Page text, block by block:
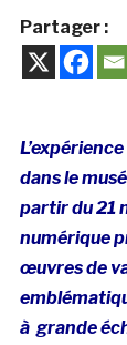
Partager :
dans le
partir du 21
numérique
œuvresde
à grande